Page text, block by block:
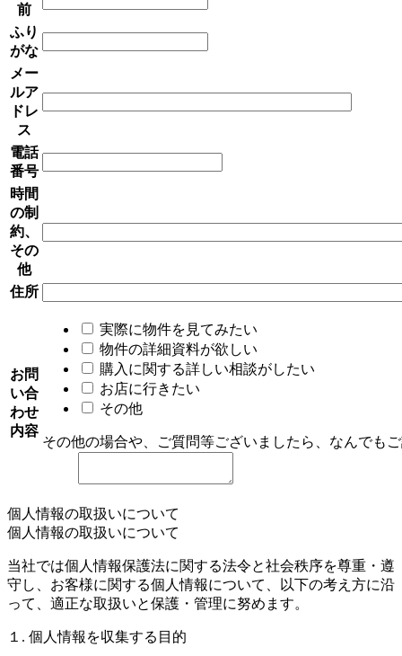
前
ふり
がな
メー
ルア
ドレ
ス
電話
番号
時間
の制
約、
その
他
住所
お問
い合
わせ
内容
実際に物件を見てみたい
物件の詳細資料が欲しい
購入に関する詳しい相談がしたい
お店に行きたい
その他
その他の場合や、ご質問等ございましたら、なんでも
個人情報の取扱いについて
個人情報の取扱いについて
当社では個人情報保護法に関する法令と社会秩序を尊重・遵
守し、お客様に関する個人情報について、以下の考え方に沿
って、適正な取扱いと保護・管理に努めます。
１. 個人情報を収集する目的